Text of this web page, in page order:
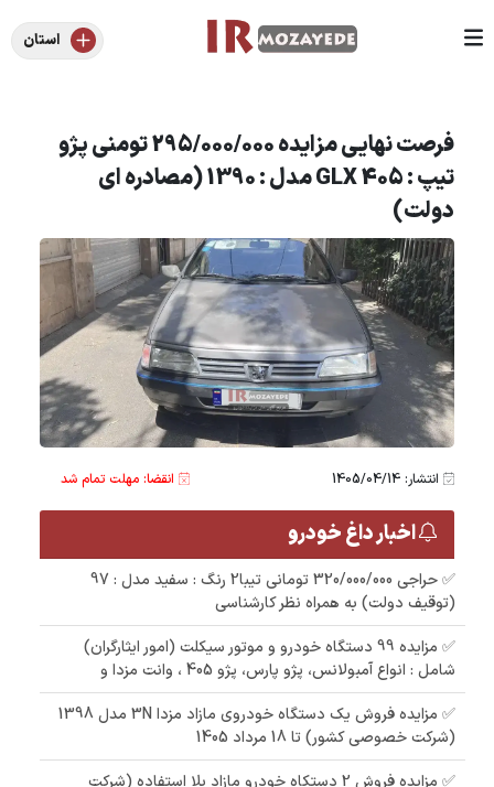
استان
فرصت نهایی مزایده 295/000/000 تومنی پژو
تیپ : 405 GLX مدل : 1390 (مصادره ای
دولت)
انتشار: 1405/04/14 انقضا: مهلت تمام شد
اخبار داغ خودرو
✅ حراجی 320/000/000 تومانی تیبا2 رنگ : سفید مدل : 97
(توقیف دولت) به همراه نظر کارشناسی
✅ مزایده 99 دستگاه خودرو و موتور سیکلت (امور ایثارگران)
شامل : انواع آمبولانس، پژو پارس، پژو 405 ، وانت مزدا و
✅ مزایده فروش یک دستگاه خودروی مازاد مزدا 3N مدل 1398
(شرکت خصوصی کشور) تا 18 مرداد 1405
✅ مزایده فروش 2 دستکاه خودرو مازاد بلا استفاده (شرکت